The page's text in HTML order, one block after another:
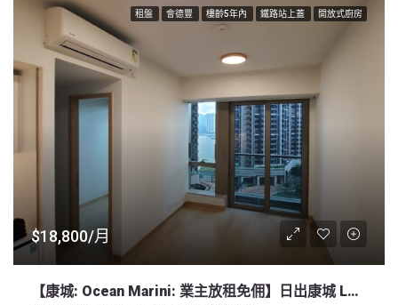
租盤 會德豐 樓齡5年內 鐵路站上蓋 開放式廚房
$18,800/月
【康城: Ocean Marini: 業主放租免佣】日出康城 Lohas 9期 2房 少海開廚 479sf 明廁